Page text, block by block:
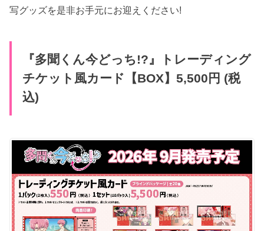
写グッズを是非お手元にお迎えください!
『多聞くん今​どっち!?』トレーディング
チケット風カード【BOX】5,500円 (税
込)